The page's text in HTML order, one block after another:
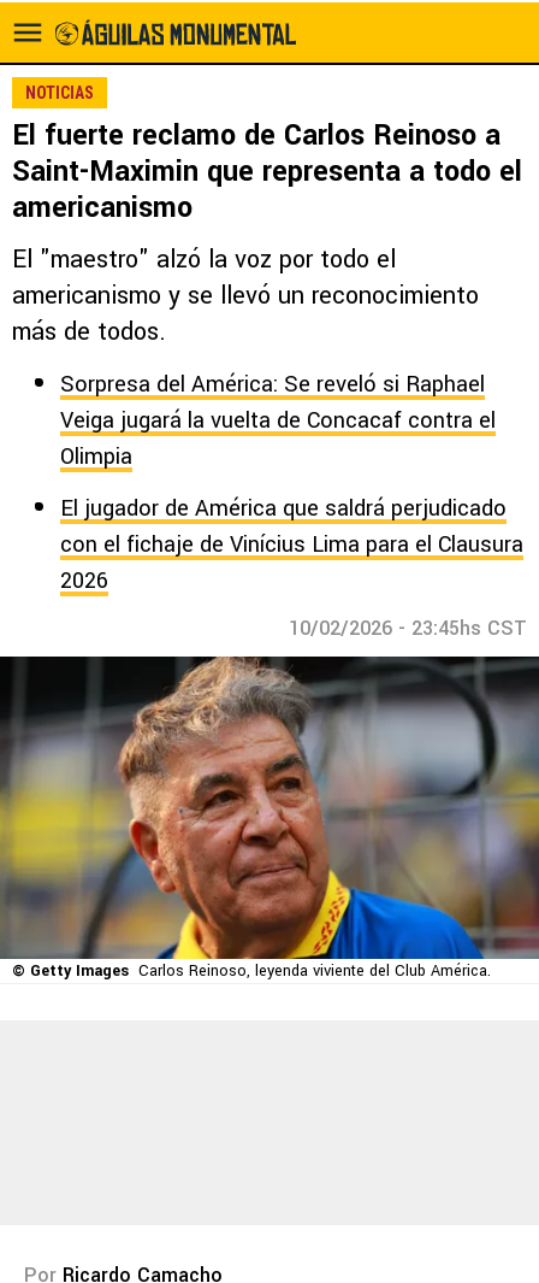
NOTICIAS
El fuerte reclamo de Carlos Reinoso a
Saint-Maximin que representa a todo el
americanismo
El "maestro" alzó la voz por todo el
americanismo y se llevó un reconocimiento
más de todos.
Sorpresa del América: Se reveló si Raphael
Veiga jugará la vuelta de Concacaf contra el
Olimpia
El jugador de América que saldrá perjudicado
con el fichaje de Vinícius Lima para el Clausura
2026
10/02/2026 - 23:45hs CST
© Getty Images Carlos Reinoso, leyenda viviente del Club América.
Por Ricardo Camacho